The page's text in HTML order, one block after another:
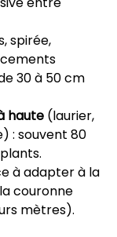
spirée,
30 à 50 cm
haute (laurier,
: souvent 80
à adapter à la
couronne
mètres).